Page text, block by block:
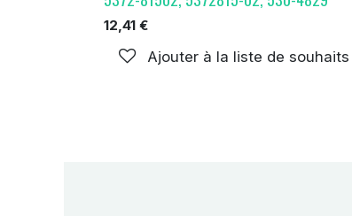
12,41 €
Ajouter à la liste de souhaits